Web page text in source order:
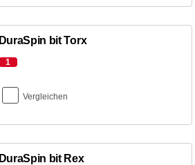
DuraSpin bit Torx
1
Vergleichen
DuraSpin bit Rex